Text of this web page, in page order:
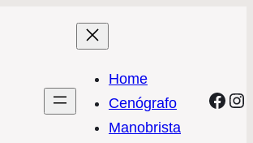
Home
Cenógrafo
Manobrista